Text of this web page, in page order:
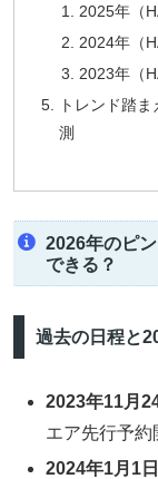
2025年（
2024年（
2023年（
トレンド踏
測
2026年のピ
できる？
過去の日程と
2023年11月
エア先行予約
2024年1月1日